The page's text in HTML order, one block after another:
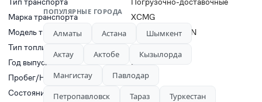
машины
Марка транспорта
XCMG
Модель транспорта
XCMG LW300KN
Тип топлива
Год выпуска
2024
Пробег/Наработки двигателя
0
Состояние
Б/у
ПОПУЛЯРНЫЕ ГОРОДА
Алматы Астана
Шымкент
Актау
Актобе
Кызылорда
Мангистау
Павлодар
Петропавловск
Тараз Туркестан